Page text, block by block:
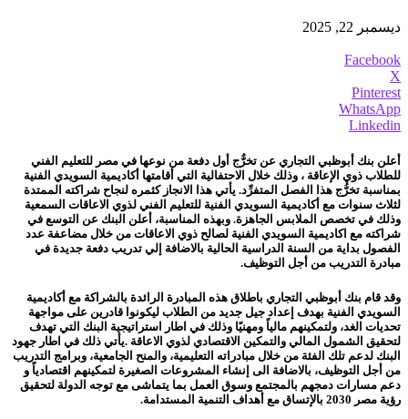
ديسمبر 22, 2025
Facebook
X
Pinterest
WhatsApp
Linkedin
أعلن بنك أبوظبي التجاري عن تخرٌّج أول دفعة من نوعها في مصر للتعليم الفني
للطلاب ذوي الإعاقة ، وذلك خلال الاحتفالية التي أقامتها أكاديمية السويدي الفنية
بمناسبة تخرُّج هذا الفصل المتفرِّد. يأتي هذا الانجاز كثمره لنجاح شراكته الممتدة
لثلاث سنوات مع أكاديمية السويدي الفنية للتعليم الفني لذوي الاعاقات السمعية
وذلك في تخصص الملابس الجاهزة. وبهذه المناسبة، أعلن البنك عن التوسع في
شراكته مع اكاديمية السويدي الفنية لصالح ذوي الاعاقات من خلال مضاعفة عدد
الفصول بداية من السنة الدراسية الحالية بالاضافة إلي تدريب دفعة جديدة في
مبادرة التدريب من أجل التوظيف.
وقد قام بنك أبوظبي التجاري باطلاق هذه المبادرة الرائدة بالشراكة مع أكاديمية
السويدي الفنية بهدف إعداد جيل جديد من الطلاب ليكونوا قادرين على مواجهة
تحديات الغد، ولتمكينهم مالياً ومهنيًا وذلك في اطار استراتيجية البنك التي تهدف
لتحقيق الشمول المالي والتمكين الاقتصادي لذوي الاعاقة .يأتي ذلك في اطار جهود
البنك لدعم تلك الفئة من خلال مبادراته التعليمية، والمنح الجامعية، وبرامج التدريب
من أجل التوظيف، بالاضافة الى إنشاء المشروعات الصغيرة لتمكينهم اقتصادياً و
دعم مسارات دمجهم بالمجتمع وسوق العمل بما يتماشى مع توجه الدولة لتحقيق
رؤية مصر 2030 بالإتساق مع أهداف التنمية المستدامة.